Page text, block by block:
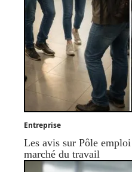
Entreprise
Les avis sur Pôle
marché du travail